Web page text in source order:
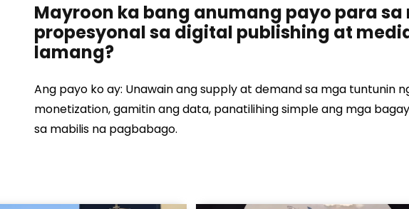
Mayroon ka bang anumang payo para
propesyonal sa digital publishing at
lamang?
Ang payo ko ay: Unawain ang supply at demand sa mga tuntunin
monetization, gamitin ang data, panatilihing simple ang mga
sa mabilis na pagbabago.